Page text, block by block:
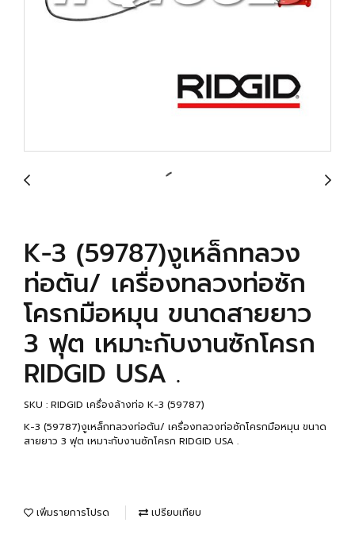
K-3 (59787)งูเหล็กทลวง
ท่อตัน/ เครื่องทลวงท่อซัก
โครกมือหมุน ขนาดสายยาว
3 ฟุต เหมาะกับงานซักโครก
RIDGID USA .
SKU : RIDGID เครื่องล้างท่อ K-3 (59787)
K-3 (59787)งูเหล็กทลวงท่อตัน/ เครื่องทลวงท่อซักโครกมือหมุน ขนาด
สายยาว 3 ฟุต เหมาะกับงานซักโครก RIDGID USA .
เพิ่มรายการโปรด เปรียบเทียบ